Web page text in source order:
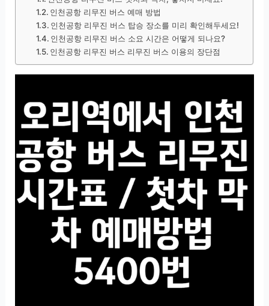
인천공항 리무진 버스 예매 방법
인천공항 리무진 버스 탑승 장소를 미리 확인해두세요!
인천공항 리무진 버스 소요 시간은 어떻게 되나요?
인천공항 리무진 버스 리무진 버스 이용의 장단점